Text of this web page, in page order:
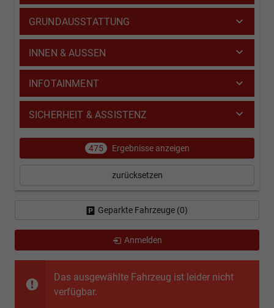
Das ausgewählte Fahrzeug ist leider nicht
verfügbar.
GRUNDAUSSTATTUNG
INNEN & AUSSEN
INFOTAINMENT
SICHERHEIT & ASSISTENZ
475 Ergebnisse anzeigen
zurücksetzen
Geparkte Fahrzeuge (0)
Anmelden